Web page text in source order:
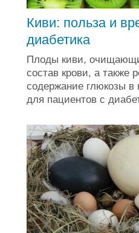
Киви: польза и
диабетика
Плоды киви,
состав крови, а также
содержание глюкозы в
для пациентов с